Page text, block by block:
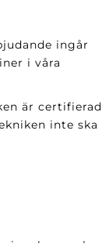
ingår
i våra
är certifierad
inte ska